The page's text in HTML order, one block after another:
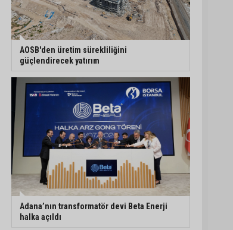
Adana dahil 30 ilde DEAŞ
operasyonu: 104 şüpheli
yakalandı
Karataş’ta Kumluk ve
Tabiat Parkı yenileniyor
Bekir Şimşek’ten
Mustafa Özkan’a ziyaret
⁠AOSB'den üretim sürekliliğini
güçlendirecek yatırım
Adana’nın transformatör devi Beta Enerji
halka açıldı